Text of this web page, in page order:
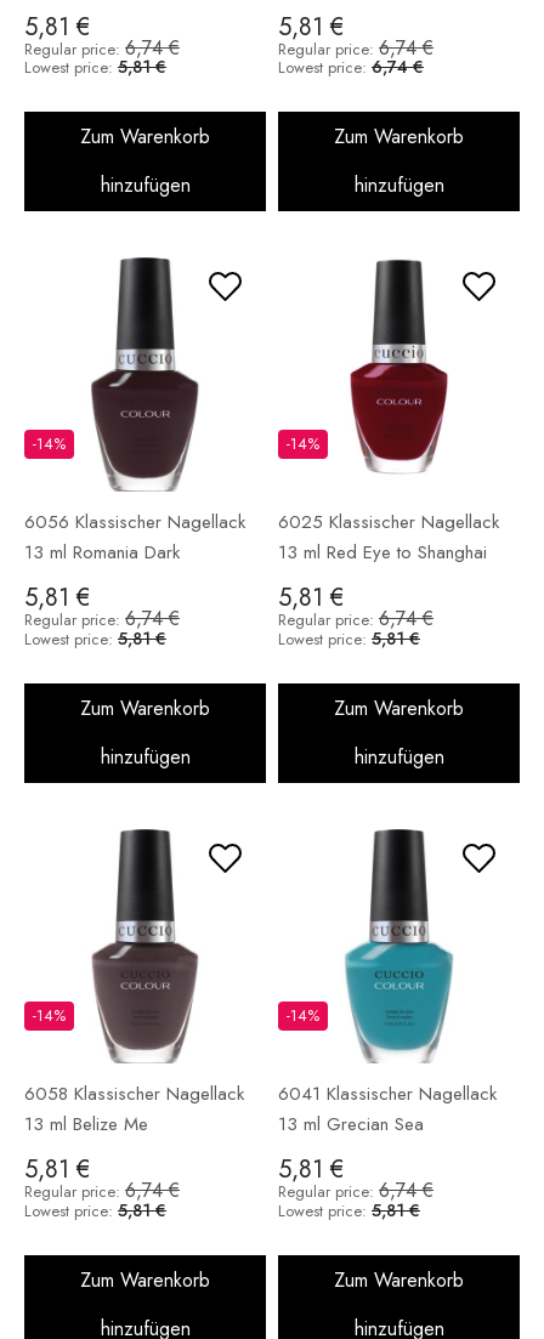
5,81 €
Regular price: 6,74 €
Lowest price: 5,81 €
Zum Warenkorb
hinzufügen
5,81 €
Regular price: 6,74 €
Lowest price: 6,74 €
Zum Warenkorb
hinzufügen
6056 Klassischer Nagellack
13 ml Romania Dark
5,81 €
-14%
Regular price: 6,74 €
Lowest price: 5,81 €
Zum Warenkorb
hinzufügen
6025 Klassischer Nagellack
13 ml Red Eye to Shanghai
5,81 €
-14%
Regular price: 6,74 €
Lowest price: 5,81 €
Zum Warenkorb
hinzufügen
6058 Klassischer Nagellack
13 ml Belize Me
5,81 €
-14%
Regular price: 6,74 €
Lowest price: 5,81 €
Zum Warenkorb
hinzufügen
6041 Klassischer Nagellack
13 ml Grecian Sea
5,81 €
-14%
Regular price: 6,74 €
Lowest price: 5,81 €
Zum Warenkorb
hinzufügen